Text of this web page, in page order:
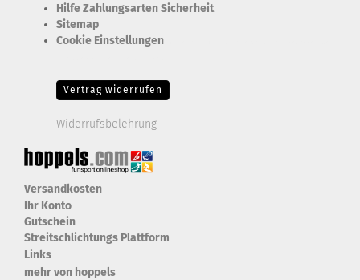
Hilfe Zahlungsarten Sicherheit
Sitemap
Cookie Einstellungen
Vertrag widerrufen
Widerrufsbelehrung
Versandkosten
Ihr Konto
Gutschein
Streitschlichtungs Plattform
Links
mehr von hoppels